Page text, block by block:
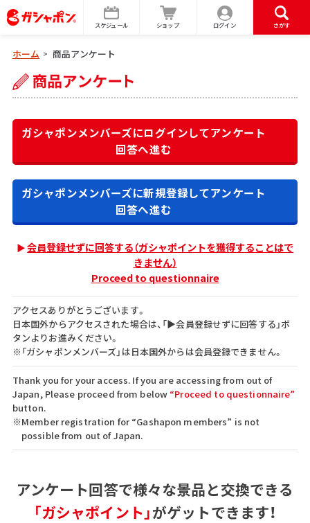
スケジュール ショップ ログイン さがす
ホーム > 商品アンケート
ガシャポンメンバーズにログインしてアンケート
回答へ進む
ガシャポンメンバーズに新規登録してアンケート
回答へ進む
会員登録せずに回答する（ガシャポイントを獲得することはで
きません）
Proceed to questionnaire
アクセスありがとうございます。
日本国外からアクセスされた場合は、「▶会員登録せずに回答する」ボ
タンよりお進みください。
※「ガシャポンメンバーズ」は日本国外からは会員登録できません。
Thank you for your access. If you are accessing from out of
Japan, Please proceed from below “Proceed to questionnaire”
button.
※Member registration for “Gashapon members” is not
possible from out of Japan.
アンケート回答で様々な景品と交換できる
「ガシャポイント」がゲットできます！